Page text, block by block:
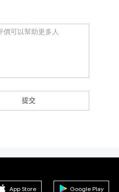
提交
App Store Google Play